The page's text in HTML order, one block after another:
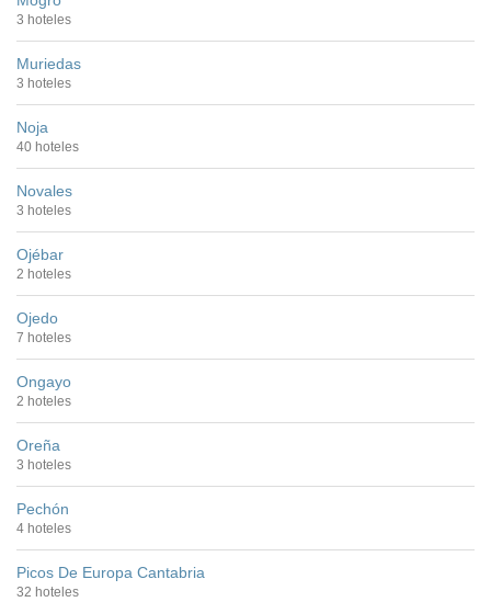
3 hoteles
Muriedas
3 hoteles
Noja
40 hoteles
Novales
3 hoteles
Ojébar
2 hoteles
Ojedo
7 hoteles
Ongayo
2 hoteles
Oreña
3 hoteles
Pechón
4 hoteles
Picos De Europa Cantabria
32 hoteles